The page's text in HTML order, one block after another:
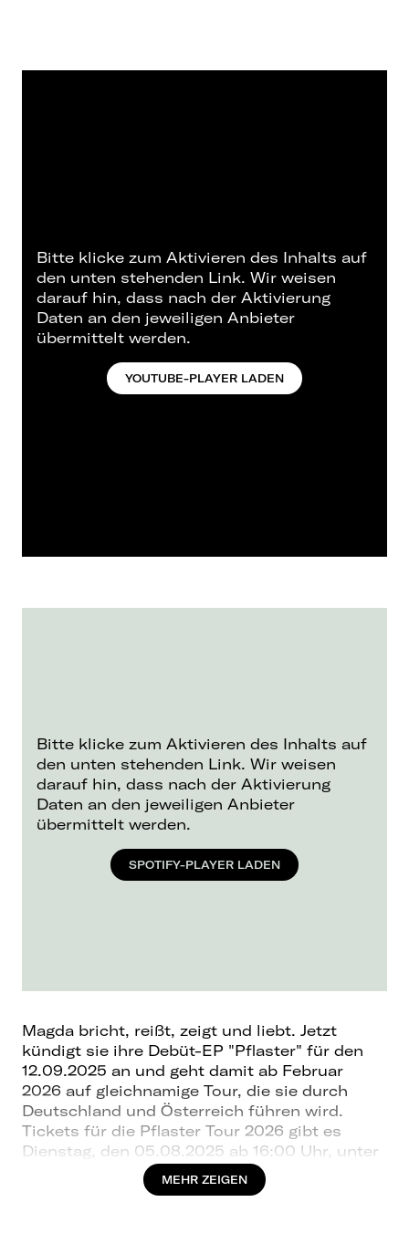
Bitte klicke zum Aktivieren des Inhalts auf
den unten stehenden Link. Wir weisen
darauf hin, dass nach der Aktivierung
Daten an den jeweiligen Anbieter
übermittelt werden.
YOUTUBE-PLAYER LADEN
Bitte klicke zum Aktivieren des Inhalts auf
den unten stehenden Link. Wir weisen
darauf hin, dass nach der Aktivierung
Daten an den jeweiligen Anbieter
übermittelt werden.
SPOTIFY-PLAYER LADEN
Magda bricht, reißt, zeigt und liebt. Jetzt
kündigt sie ihre Debüt-EP "Pflaster" für den
12.09.2025 an und geht damit ab Februar
2026 auf gleichnamige Tour, die sie durch
Deutschland und Österreich führen wird.
Tickets für die Pflaster Tour 2026 gibt es
Dienstag, den 05.08.2025 ab 16:00 Uhr, unter
Magda-shop.at. Dass die 22-jährige Linzerin
nicht nur vom Band brilliert, sondern auch auf
MEHR ZEIGEN